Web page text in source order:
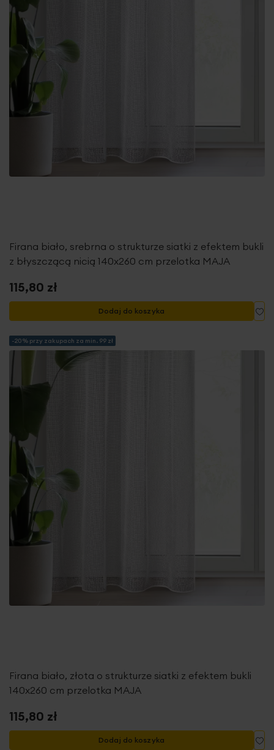
Firana biało, srebrna o strukturze siatki z efektem bukli
z błyszczącą nicią 140x260 cm przelotka MAJA
115,80 zł
Dodaj do koszyka
-20% przy zakupach za min. 99 zł
Firana biało, złota o strukturze siatki z efektem bukli
140x260 cm przelotka MAJA
115,80 zł
Dodaj do koszyka